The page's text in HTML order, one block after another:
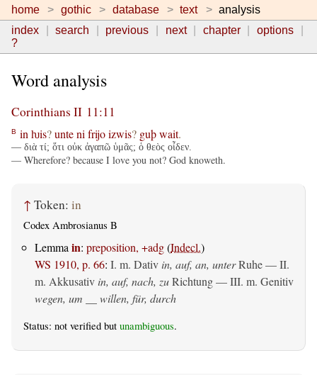
home gothic database text
analysis
index
search previous next chapter
options
?
Word analysis
Corinthians II 11:11
B in ƕis?unteni frijoizwis? guþwait.
— διὰ τί; ὅτι οὐκ ἀγαπῶ ὑμᾶς; ὁ θεὸς οἶδεν.
— Wherefore? because I love you not? God knoweth.
↑ Token: in
Codex Ambrosianus B
Lemma in: preposition, +adg(Indecl.)
WS 1910, p. 66: I. m. Dativ in, auf, an, unterRuhe — II.
m. Akkusativ in, auf, nach, zuRichtung — III. m. Genitiv
wegen, um __ willen, für, durch
Status: not verified but unambiguous.